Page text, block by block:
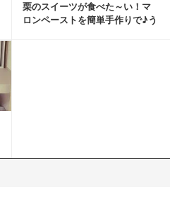
栗のスイーツが食べた～い！マ
ロンペーストを簡単手作りで♪う